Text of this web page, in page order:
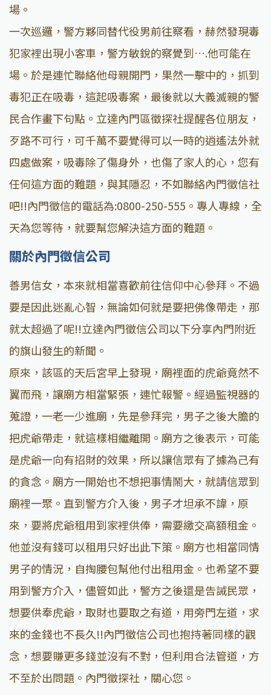
場。
一次巡邏，警方夥同替代役男前往察看，赫然發現毒
犯家裡出現小客車，警方敏銳的察覺到….他可能在
場。於是連忙聯絡他母親開門，果然一擊中的，抓到
毒犯正在吸毒，這起吸毒案，最後就以大義滅親的警
民合作畫下句點。立達內門區徵探社提醒各位朋友，
歹路不可行，可千萬不要覺得可以一時的逍遙法外就
四處做案，吸毒除了傷身外，也傷了家人的心，您有
任何這方面的難題，與其隱忍，不如聯絡內門徵信社
吧!!內門徵信的電話為:0800-250-555。專人專線，全
天為您等待，就要幫您解決這方面的難題。
關於內門徵信公司
善男信女，本來就相當喜歡前往信仰中心參拜。不過
要是因此迷亂心智，無論如何就是要把佛像帶走，那
就太超過了呢!!立達內門徵信公司以下分享內門附近
的旗山發生的新聞。
原來，該區的天后宮早上發現，廟裡面的虎爺竟然不
翼而飛，讓廟方相當緊張，連忙報警。經過監視器的
蒐證，一老一少進廟，先是參拜完，男子之後大膽的
把虎爺帶走，就這樣相繼離開。廟方之後表示，可能
是虎爺一向有招財的效果，所以讓信眾有了據為己有
的貪念。廟方一開始也不想把事情鬧大，就請信眾到
廟裡一聚。直到警方介入後，男子才坦承不諱，原
來，要將虎爺租用到家裡供俸，需要繳交高額租金。
他並沒有錢可以租用只好出此下策。廟方也相當同情
男子的情況，自掏腰包幫他付出租用金。也希望不要
用到警方介入，儘管如此，警方之後還是告誡民眾，
想要供奉虎爺，取財也要取之有道，用旁門左道，求
來的金錢也不長久!!內門徵信公司也抱持著同樣的觀
念，想要賺更多錢並沒有不對，但利用合法管道，方
不至於出問題。內門徵探社，關心您。